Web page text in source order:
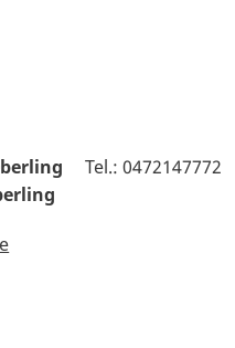
Tel.: 0472147772